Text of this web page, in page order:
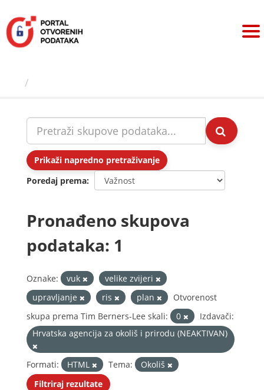
sadržaj
Prikaži napredno pretraživanje
Poredaj prema
Pronađeno skupova
podataka: 1
Oznake: vuk
velike zvijeri
upravljanje
ris plan
Otvorenost
skupa prema Tim Berners-Lee skali:
0
Izdavači:
Hrvatska agencija za okoliš i prirodu (NEAKTIVAN)
Formati: HTML Tema:
Okoliš
Filtriraj rezultate